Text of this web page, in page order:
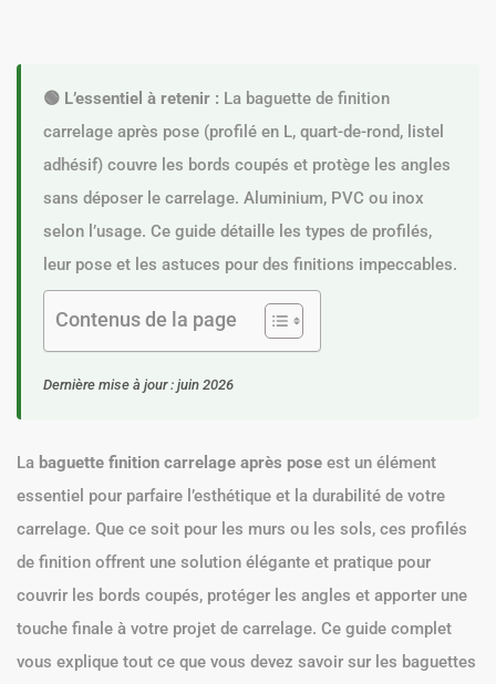
🟢 L’essentiel à retenir : La baguette de finition
carrelage après pose (profilé en L, quart-de-rond, listel
adhésif) couvre les bords coupés et protège les angles
sans déposer le carrelage. Aluminium, PVC ou inox
selon l’usage. Ce guide détaille les types de profilés,
leur pose et les astuces pour des finitions impeccables.
Contenus de la page
Dernière mise à jour : juin 2026
La baguette finition carrelage après pose est un élément
essentiel pour parfaire l’esthétique et la durabilité de votre
carrelage. Que ce soit pour les murs ou les sols, ces profilés
de finition offrent une solution élégante et pratique pour
couvrir les bords coupés, protéger les angles et apporter une
touche finale à votre projet de carrelage. Ce guide complet
vous explique tout ce que vous devez savoir sur les baguettes